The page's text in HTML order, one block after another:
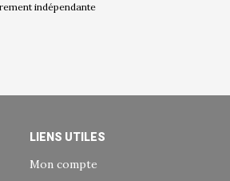
indépendante
LIENS UTILES
Mon compte